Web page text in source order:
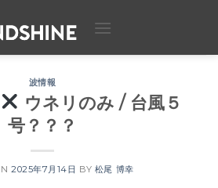
波情報
ウネリのみ / 台風５
号？？？
2025年7月14日 BY 松尾 博幸